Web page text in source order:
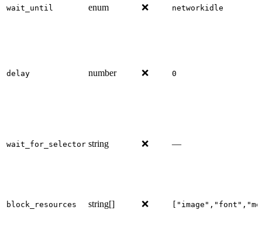
wait_until enum ❌ networkidle
delay number ❌ 0
wait_for_selector string ❌ —
block_resources string[] ❌